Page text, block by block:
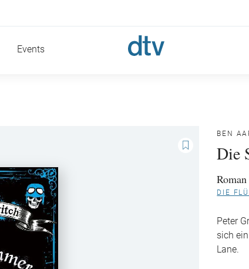
Events
BEN
Die
Roman
DIE
Peter
sich
Lane.